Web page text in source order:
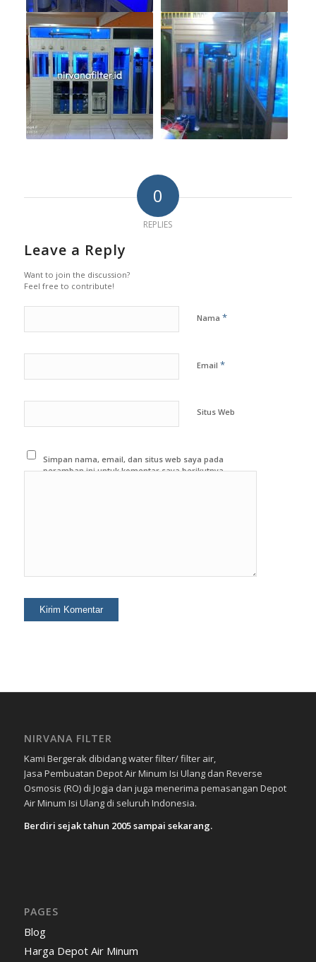
0
REPLIES
Leave a Reply
Want to join the discussion?
Feel free to contribute!
Nama *
Email *
Situs Web
Simpan nama, email, dan situs web saya pada
peramban ini untuk komentar saya berikutnya.
NIRVANA FILTER
Kami Bergerak dibidang water filter/ filter air,
Jasa Pembuatan Depot Air Minum Isi Ulang dan Reverse
Osmosis (RO) di Jogja dan juga menerima pemasangan Depot
Air Minum Isi Ulang di seluruh Indonesia.
Berdiri sejak tahun 2005 sampai sekarang.
PAGES
Blog
Harga Depot Air Minum